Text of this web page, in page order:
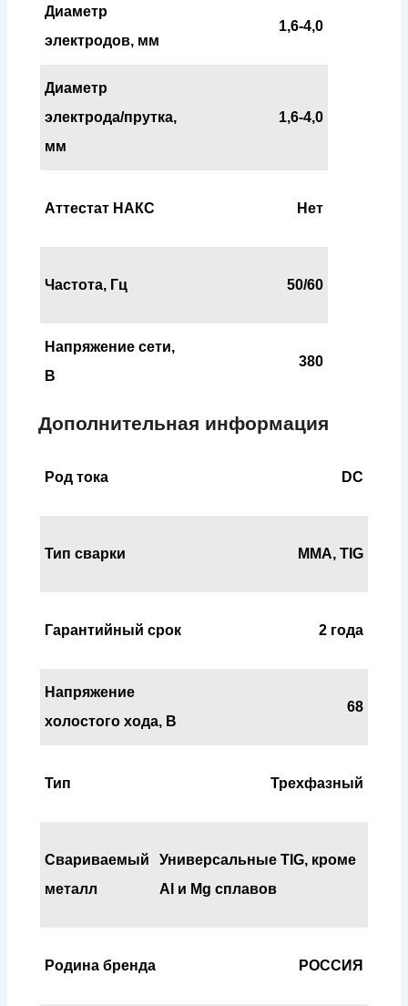
Диаметр
электродов, мм
1,6-4,0
Диаметр
электрода/прутка,
мм
1,6-4,0
Аттестат НАКС Нет
Частота, Гц 50/60
Напряжение сети,
В
380
Дополнительная информация
Род тока DC
Тип сварки MMA, TIG
Гарантийный срок 2 года
Напряжение
холостого хода, В
68
Тип Трехфазный
Свариваемый
металл
Универсальные TIG, кроме
Al и Mg сплавов
Родина бренда РОССИЯ